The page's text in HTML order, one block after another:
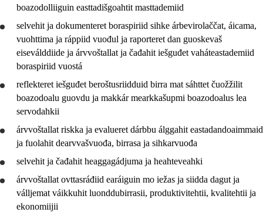
boazodolliiguin easttadišgoahtit masttademiid
selvehit ja dokumenteret boraspiriid sihke árbevirolaččat, áicama,
vuohttima ja ráppiid vuođul ja raporteret dan guoskevaš
eiseválddiide ja árvvoštallat ja čađahit iešguđet vaháteastademiid
boraspiriid vuostá
reflekteret iešguđet beroštusriidduid birra mat sáhttet čuožžilit
boazodoalu guovdu ja makkár mearkkašupmi boazodoalus lea
servodahkii
árvvoštallat riskka ja evalueret dárbbu álggahit eastadandoaimmaid
ja fuolahit dearvvašvuođa, birrasa ja sihkarvuođa
selvehit ja čađahit heaggagádjuma ja heahteveahki
árvvoštallat ovttasráđiid earáiguin mo iežas ja siidda dagut ja
válljemat váikkuhit luonddubirrasii, produktivitehtii, kvalitehtii ja
ekonomiijii